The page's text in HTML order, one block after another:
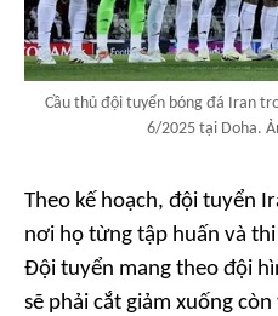
Cầu thủ đội tuyển bóng đá Iran
6/2025 tại Doha.
Theo kế hoạch, đội tuyển
nơi họ từng tập huấn và
Đội tuyển mang theo đội
sẽ phải cắt giảm xuống